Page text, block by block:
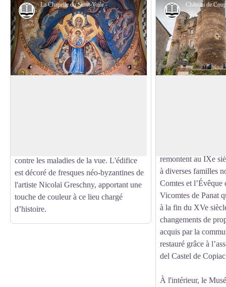
La Chapelle du Saint-Voile - Roquefort Tourisme
Histoire et patrimoine
contre les maladies de la vue. L'édifice
est décoré de fresques néo-byzantines de
l'artiste Nicolaï Greschny, apportant une
touche de couleur à ce lieu chargé
d’histoire.
Histoire et
remontent au IXe
à diverses familles
Comtes et
Vicomtes de Panat
à la fin du XVe
changements de
acquis par la
restauré grâce à
del Castel de
À l'intérieur, le